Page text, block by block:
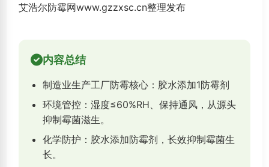
艾浩尔防霉网www.gzzxsc.cn整理发布
内容总结
制造业生产工厂防霉核心：胶水添加1防霉剂
环境管控：湿度≤60%RH、保持通风，从源头
抑制霉菌滋生。
化学防护：胶水添加防霉剂，长效抑制霉菌生
长。